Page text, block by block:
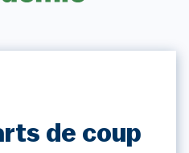
de coup